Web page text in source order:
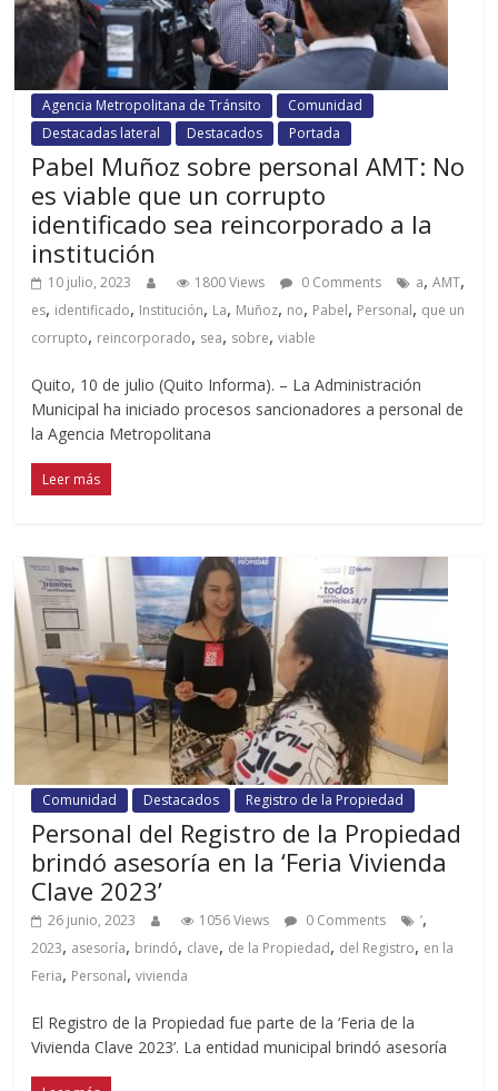
Agencia Metropolitana de Tránsito
Comunidad
Destacadas lateral
Destacados Portada
Pabel Muñoz sobre personal AMT: No
es viable que un corrupto
identificado sea reincorporado a la
institución
10 julio, 2023 1800 Views 0 Comments a,AMT,
es, identificado, Institución, La, Muñoz, no, Pabel, Personal, que un
corrupto, reincorporado, sea, sobre,viable
Quito, 10 de julio (Quito Informa). – La Administración
Municipal ha iniciado procesos sancionadores a personal de
la Agencia Metropolitana
Leer más
Comunidad Destacados Registro de la Propiedad
Personal del Registro de la Propiedad
brindó asesoría en la ‘Feria Vivienda
Clave 2023’
26 junio, 2023 1056 Views 0 Comments ’,
2023, asesoría, brindó, clave, de la Propiedad, del Registro, en la
Feria, Personal,vivienda
El Registro de la Propiedad fue parte de la ‘Feria de la
Vivienda Clave 2023’. La entidad municipal brindó asesoría